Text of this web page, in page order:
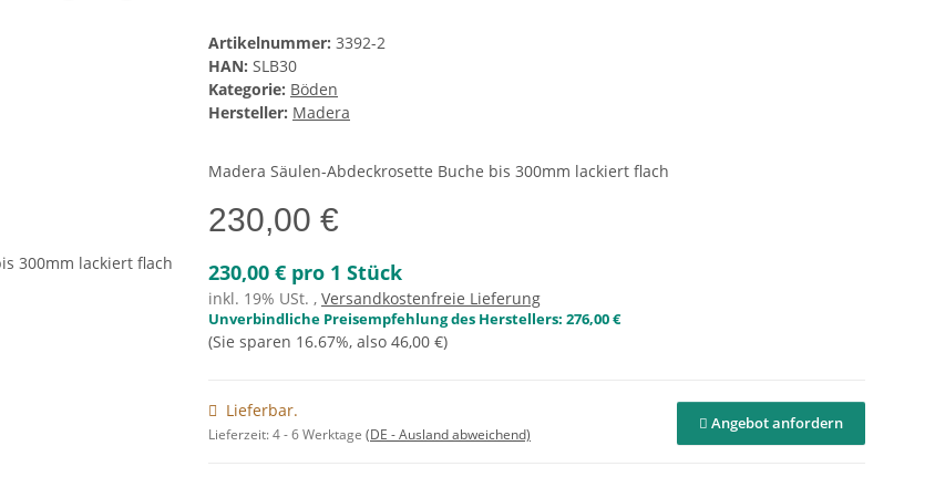
Artikelnummer: 3392-2
HAN: SLB30
Kategorie: Böden
Hersteller: Madera
Madera Säulen-Abdeckrosette Buche bis 300mm lackiert flach
230,00 €
230,00 € pro 1 Stück
inkl. 19% USt. , Versandkostenfreie Lieferung
Unverbindliche Preisempfehlung des Herstellers: 276,00 €
(Sie sparen 16.67%, also 46,00 €)
Lieferbar.
Lieferzeit:4 - 6 Werktage (DE - Ausland abweichend)
Angebot anfordern